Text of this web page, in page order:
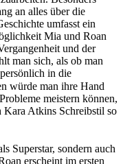
an alles über die
umfasst ein
Mia und Roan
und der
man sich, als ob man
in die
würde man ihre Hand
meistern können,
Atkins Schreibstil so
Superstar, sondern auch
erscheint im ersten